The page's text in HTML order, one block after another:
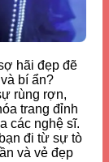
hãi đẹp đẽ
bí ẩn?
rùng rợn,
trang đỉnh
các nghệ sĩ.
đi từ sự tò
và vẻ đẹp